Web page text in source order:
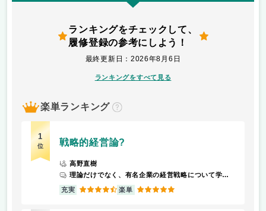
ランキングをチェックして、
履修登録の参考にしよう！
最終更新日：2026年8月6日
ランキングをすべて見る
楽単ランキング
？
1
位 戦略的経営論?
高野直樹
理論だけでなく、有名企業の経営戦略について学習するので面白い。成績は優だった。
充実 4.5 楽単 5